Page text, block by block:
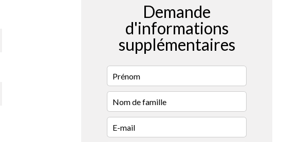
Demande
d'informations
supplémentaires